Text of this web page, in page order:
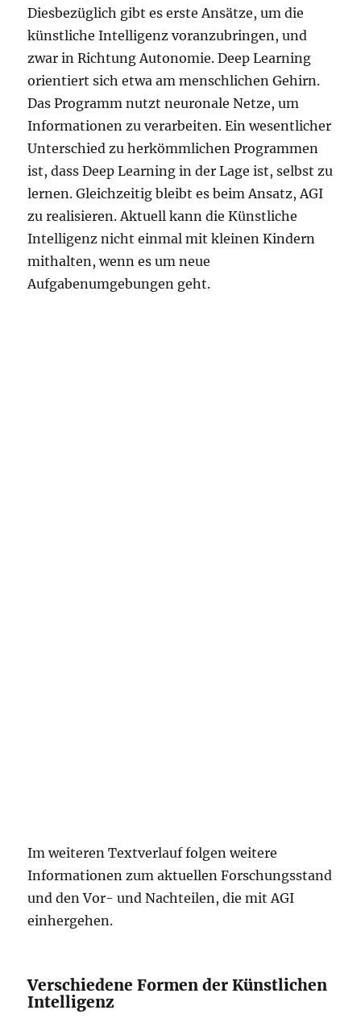
Diesbezüglich gibt es erste Ansätze, um die
künstliche Intelligenz voranzubringen, und
zwar in Richtung Autonomie. Deep Learning
orientiert sich etwa am menschlichen Gehirn.
Das Programm nutzt neuronale Netze, um
Informationen zu verarbeiten. Ein wesentlicher
Unterschied zu herkömmlichen Programmen
ist, dass Deep Learning in der Lage ist, selbst zu
lernen. Gleichzeitig bleibt es beim Ansatz, AGI
zu realisieren. Aktuell kann die Künstliche
Intelligenz nicht einmal mit kleinen Kindern
mithalten, wenn es um neue
Aufgabenumgebungen geht.
Im weiteren Textverlauf folgen weitere
Informationen zum aktuellen Forschungsstand
und den Vor- und Nachteilen, die mit AGI
einhergehen.
Verschiedene Formen der Künstlichen
Intelligenz